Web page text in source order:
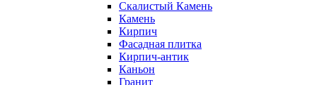
Скалистый Камень
Камень
Кирпич
Фасадная плитка
Кирпич-антик
Каньон
Гранит